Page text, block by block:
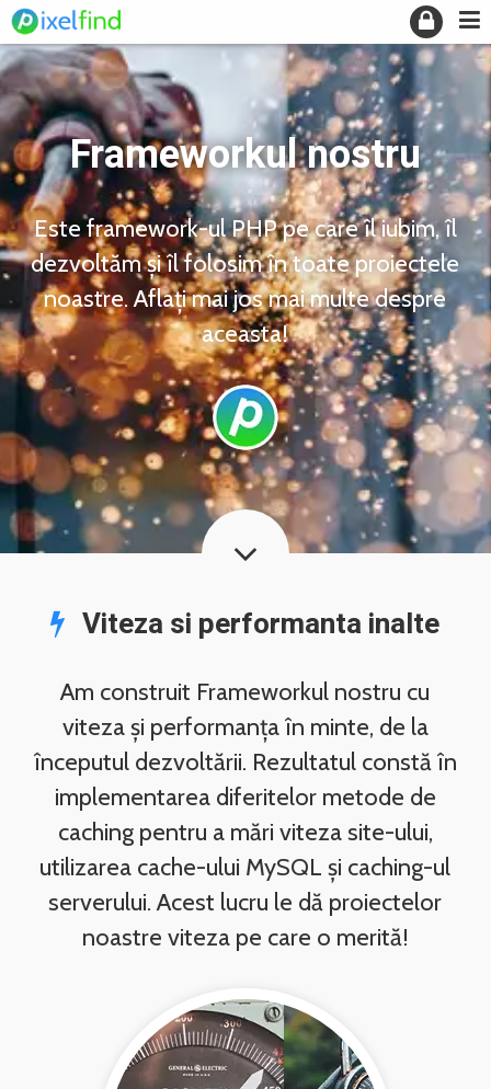
Frameworkul nostru
Este framework-ul PHP pe care îl iubim, îl
dezvoltăm și îl folosim în toate proiectele
noastre. Aflați mai jos mai multe despre
aceasta!
Viteza si performanta inalte
Am construit Frameworkul nostru cu
viteza și performanța în minte, de la
începutul dezvoltării. Rezultatul constă în
implementarea diferitelor metode de
caching pentru a mări viteza site-ului,
utilizarea cache-ului MySQL și caching-ul
serverului. Acest lucru le dă proiectelor
noastre viteza pe care o merită!